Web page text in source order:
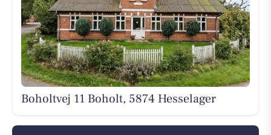
Boholtvej 11 Boholt, 5874 Hesselager